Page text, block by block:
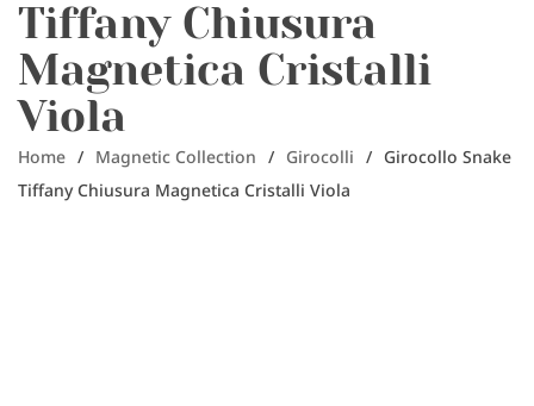
Tiffany Chiusura
Magnetica Cristalli
Viola
Home / Magnetic Collection / Girocolli / Girocollo Snake
Tiffany Chiusura Magnetica Cristalli Viola